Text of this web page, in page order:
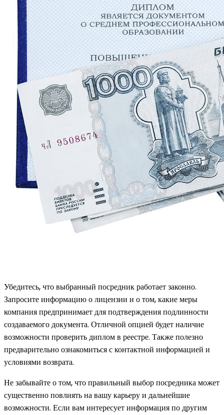
Убедитесь, что выбранный посредник работает законно.
Запросите информацию о лицензии и о том, какие меры
компания предпринимает для подтверждения подлинности
создаваемого документа. Отличной опцией будет наличие
возможности проверить диплом в реестре. Также полезно
предварительно ознакомиться с контактной информацией и
условиями возврата.
Не забывайте о том, что правильный выбор посредника может
существенно повлиять на вашу карьеру и дальнейшие
возможности. Если вам интересует информация по другим